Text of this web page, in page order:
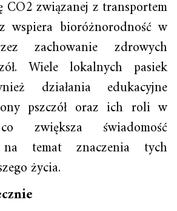
CO2 związanej z transportem
wspiera bioróżnorodność w
zachowanie zdrowych
Wiele lokalnych pasiek
działania edukacyjne
pszczół oraz ich roli w
zwiększa świadomość
na temat znaczenia tych
życia.